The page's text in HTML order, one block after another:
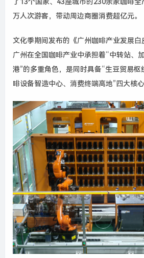
万人次游客，带动周边商圈消费超亿元。
文化季期间发布的《广州咖啡产业发展白
广州在全国咖啡产业中承担着“中转站、
港”的多重角色，是同时具备“生豆贸易
啡设备智造中心、消费终端高地”四大核心